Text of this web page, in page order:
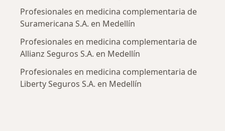
Profesionales en medicina complementaria de
Suramericana S.A. en Medellín
Profesionales en medicina complementaria de
Allianz Seguros S.A. en Medellín
Profesionales en medicina complementaria de
Liberty Seguros S.A. en Medellín